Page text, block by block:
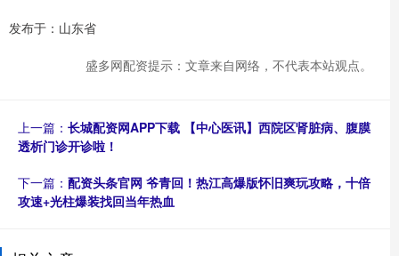
发布于：山东省
盛多网配资提示：文章来自网络，不代表本站观点。
上一篇： 长城配资网APP下载 【中心医讯】西院区肾脏病、腹膜
透析门诊开诊啦！
下一篇： 配资头条官网 爷青回！热江高爆版怀旧爽玩攻略，十倍
攻速+光柱爆装找回当年热血